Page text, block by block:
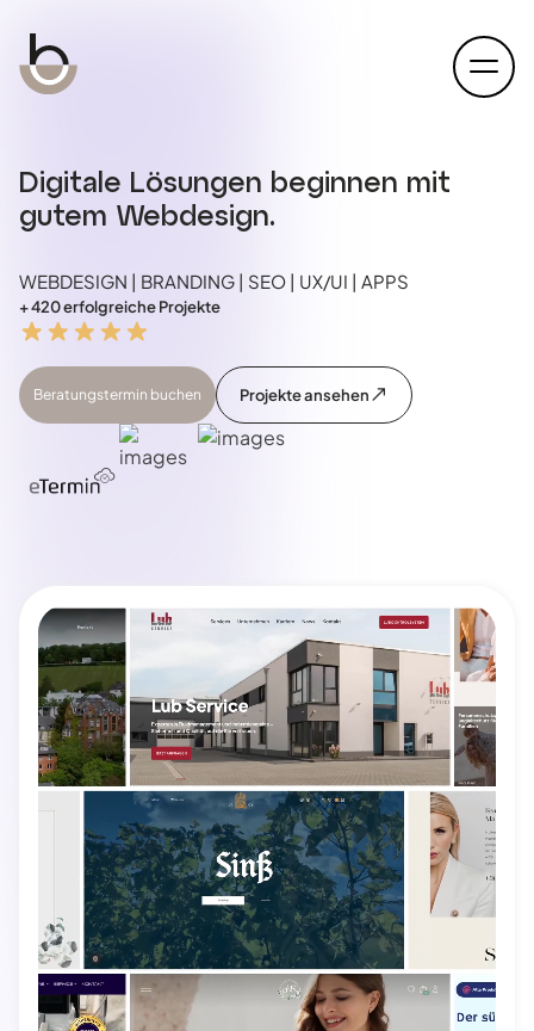
open
Digitale Lösungen beginnen mit
gutem Webdesign.
+ 420 erfolgreiche Projekte
WEBDESIGN | BRANDING | SEO | UX/UI | APPS
Beratungstermin buchen Projekte ansehen